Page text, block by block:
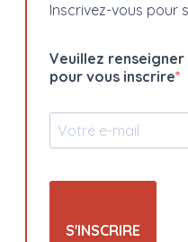
Inscrivez-vous pour
Veuillez
pour vous inscrire
S'INSCRIRE